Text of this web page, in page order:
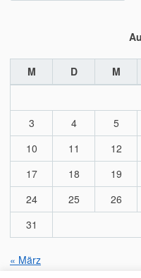
M D M
3
4 5
10
11 12
17
18 19
24
25 26
31
« März